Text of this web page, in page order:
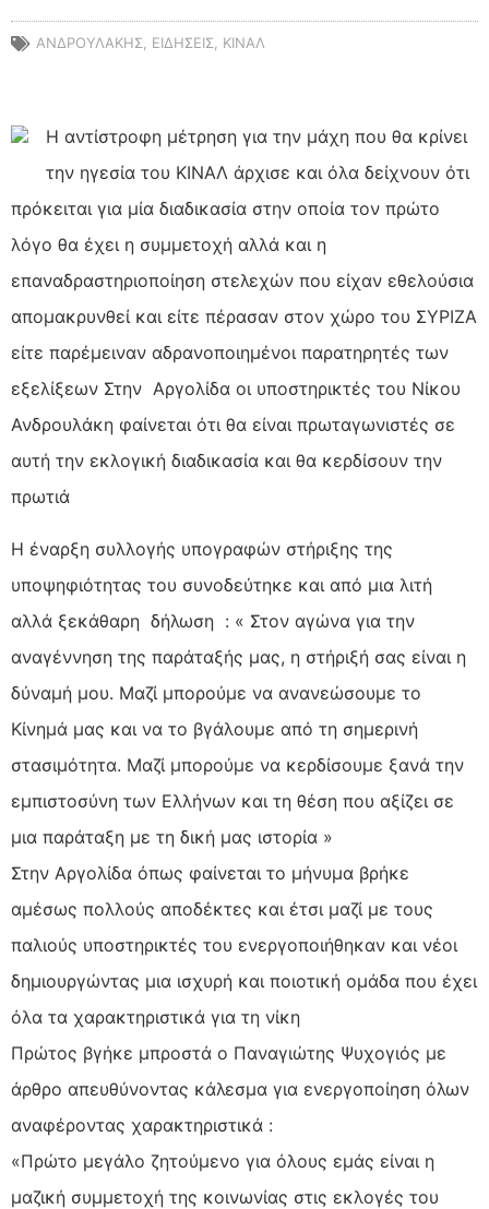
ΑΝΔΡΟΥΛΑΚΗΣ, ΕΙΔΗΣΕΙΣ, ΚΙΝΑΛ
Η αντίστροφη μέτρηση για την μάχη που θα κρίνει
την ηγεσία του ΚΙΝΑΛ άρχισε και όλα δείχνουν ότι
πρόκειται για μία διαδικασία στην οποία τον πρώτο
λόγο θα έχει η συμμετοχή αλλά και η
επαναδραστηριοποίηση στελεχών που είχαν εθελούσια
απομακρυνθεί και είτε πέρασαν στον χώρο του ΣΥΡΙΖΑ
είτε παρέμειναν αδρανοποιημένοι παρατηρητές των
εξελίξεων Στην Αργολίδα οι υποστηρικτές του Νίκου
Ανδρουλάκη φαίνεται ότι θα είναι πρωταγωνιστές σε
αυτή την εκλογική διαδικασία και θα κερδίσουν την
πρωτιά
Η έναρξη συλλογής υπογραφών στήριξης της
υποψηφιότητας του συνοδεύτηκε και από μια λιτή
αλλά ξεκάθαρη δήλωση : « Στον αγώνα για την
αναγέννηση της παράταξής μας, η στήριξή σας είναι η
δύναμή μου. Μαζί μπορούμε να ανανεώσουμε το
Κίνημά μας και να το βγάλουμε από τη σημερινή
στασιμότητα. Μαζί μπορούμε να κερδίσουμε ξανά την
εμπιστοσύνη των Ελλήνων και τη θέση που αξίζει σε
μια παράταξη με τη δική μας ιστορία »
Στην Αργολίδα όπως φαίνεται το μήνυμα βρήκε
αμέσως πολλούς αποδέκτες και έτσι μαζί με τους
παλιούς υποστηρικτές του ενεργοποιήθηκαν και νέοι
δημιουργώντας μια ισχυρή και ποιοτική ομάδα που έχει
όλα τα χαρακτηριστικά για τη νίκη
Πρώτος βγήκε μπροστά ο Παναγιώτης Ψυχογιός με
άρθρο απευθύνοντας κάλεσμα για ενεργοποίηση όλων
αναφέροντας χαρακτηριστικά :
«Πρώτο μεγάλο ζητούμενο για όλους εμάς είναι η
μαζική συμμετοχή της κοινωνίας στις εκλογές του